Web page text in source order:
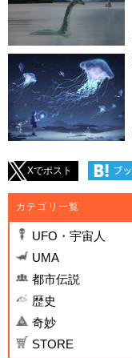
Xでポスト
カテゴリ一覧
UFO・宇宙人
UMA
都市伝説
歴史
奇妙
STORE